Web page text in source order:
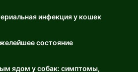
инфекция у кошек
состояние
ядом у собак: симптомы,